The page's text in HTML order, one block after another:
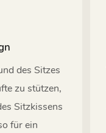
des Sitzes
zu stützen,
Sitzkissens
für ein